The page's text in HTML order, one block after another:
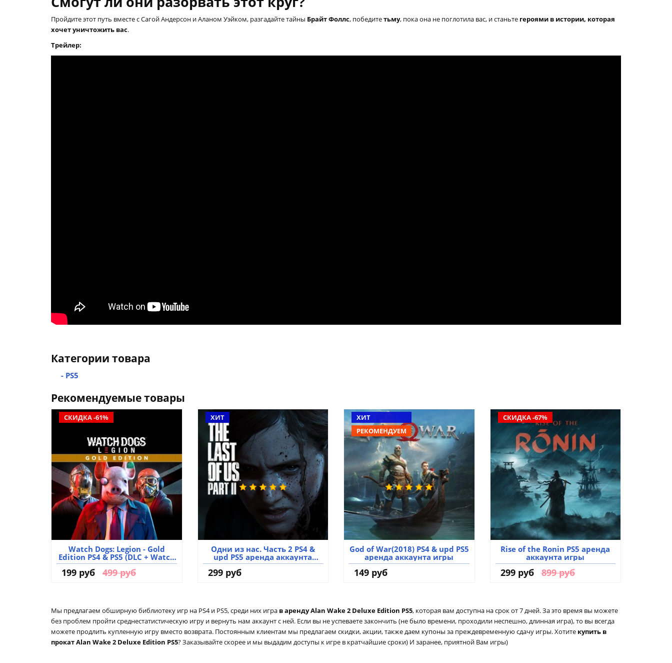
Пройдите этот путь вместе с Сагой Андерсон и Аланом Уэйком, разгадайте тайны Брайт Фоллс, победитетьму, пока она не поглотила вас, и станьте героями в истории, которая
хочет уничтожить вас.
Трейлер:
Категории товара
- PS5
Рекомендуемые товары
СКИДКА -61%
Watch Dogs: Legion - Gold
Edition PS4 & PS5 (DLC + Watch
Dogs: Complete Edition)
аренда аккаунта игры
199 руб 499 руб
ХИТ
Одни из нас. Часть 2 PS4 &
upd PS5 аренда аккаунта
игры
299 руб
ХИТ
РЕКОМЕНДУЕМ
God of War(2018) PS4 & upd PS5
аренда аккаунта игры
149 руб
СКИДКА -67%
Rise of the Ronin PS5 аренда
аккаунта игры
299 руб 899 руб
Мы предлагаем обширную библиотеку игр на PS4 и PS5, среди них игра в аренду Alan Wake 2 Deluxe Edition PS5, которая вам доступна на срок от 7 дней. За это время вы можете
без проблем пройти среднестатистическую игру и вернуть нам аккаунт с ней. Если вы не успеваете закончить (не было времени, проходили неспешно, длинная игра), то вы всегда
можете продлить купленную игру вместо возврата. Постоянным клиентам мы предлагаем скидки, акции, также даем купоны за преждевременную сдачу игры. Хотите купить в
прокат Alan Wake 2 Deluxe Edition PS5? Заказывайте скорее и мы выдадим доступы к игре в кратчайшие сроки) И заранее, приятной Вам игры)